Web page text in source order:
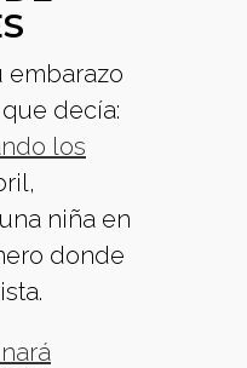
embarazo
decía:
los
niña en
donde